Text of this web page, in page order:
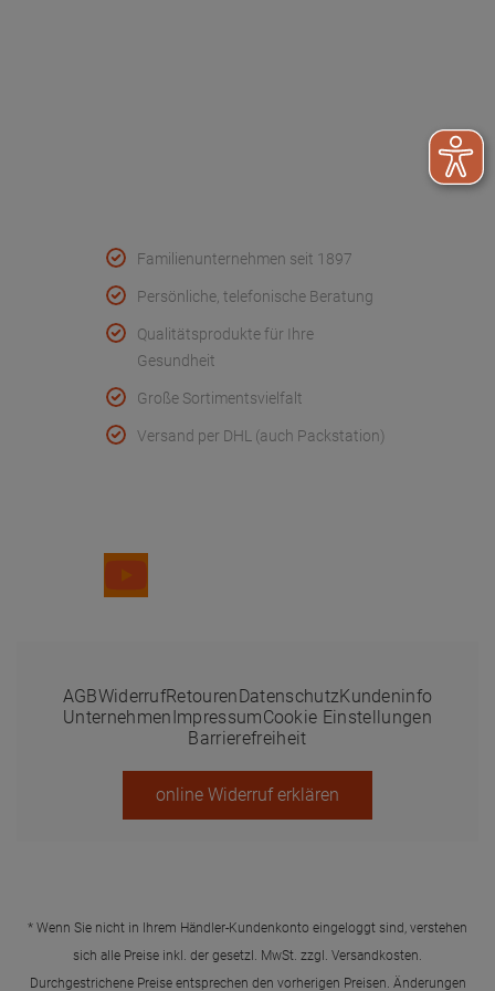
Familienunternehmen seit 1897
Persönliche, telefonische Beratung
Qualitätsprodukte für Ihre
Gesundheit
Große Sortimentsvielfalt
Versand per DHL (auch Packstation)
AGBWiderrufRetouren DatenschutzKundeninfo
Unternehmen ImpressumCookie Einstellungen
Barrierefreiheit
online Widerruf erklären
* Wenn Sie nicht in Ihrem Händler-Kundenkonto eingeloggt sind, verstehen
sich alle Preise inkl. der gesetzl. MwSt. zzgl. Versandkosten.
Durchgestrichene Preise entsprechen den vorherigen Preisen. Änderungen